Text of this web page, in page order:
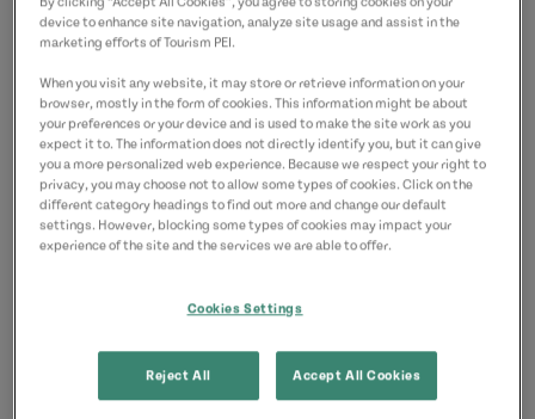
Point Prim
Circuit côtier des pointes de l’Est
License Number: 2203228
Coordonnées
rgsportphysio@gmail.com
9022180761(P)
device to enhance site navigation, analyze site usage and assist in the
marketing efforts of Tourism PEI.
When you visit any website, it may store or retrieve information on your
browser, mostly in the form of cookies. This information might be about
your preferences or your device and is used to make the site work as you
expect it to. The information does not directly identify you, but it can give
you a more personalized web experience. Because we respect your right to
privacy, you may choose not to allow some types of cookies. Click on the
different category headings to find out more and change our default
settings. However, blocking some types of cookies may impact your
experience of the site and the services we are able to offer.
Cookies Settings
Reject All Accept All Cookies